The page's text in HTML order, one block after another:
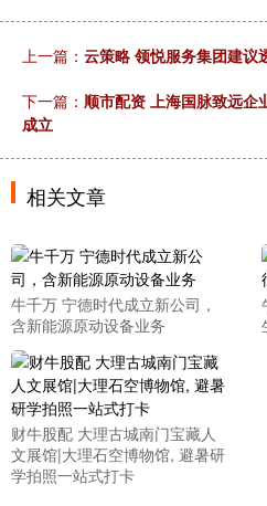
上一篇： 云策略 领悦服务集团建议
下一篇： 顺市配资 上海国脉致远企
成立
相关文章
牛千万 宁德时代成立新公司，
含新能源原动设备业务
财牛股配 大理古城南门宝藏人
文展馆|大理石空博物馆, 避暑研
学拍照一站式打卡